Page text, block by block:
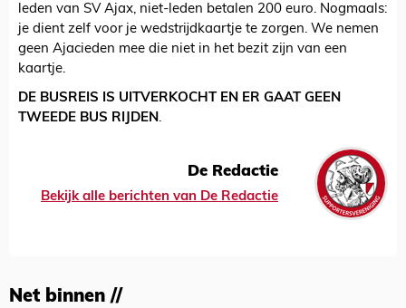
leden van SV Ajax, niet-leden betalen 200 euro. Nogmaals:
je dient zelf voor je wedstrijdkaartje te zorgen. We nemen
geen Ajacieden mee die niet in het bezit zijn van een
kaartje.
DE BUSREIS IS UITVERKOCHT EN ER GAAT GEEN
TWEEDE BUS RIJDEN.
De Redactie
Bekijk alle berichten van De Redactie
Net binnen //